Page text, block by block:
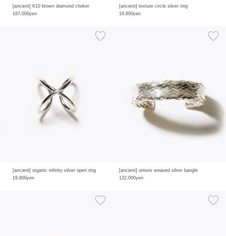
[ancient] K10 brown diamond choker
187,000yen
[ancient] texture circle silver ring
19,800yen
[ancient] organic infinity silver open ring
19,800yen
[ancient] unisex weaved silver bangle
132,000yen